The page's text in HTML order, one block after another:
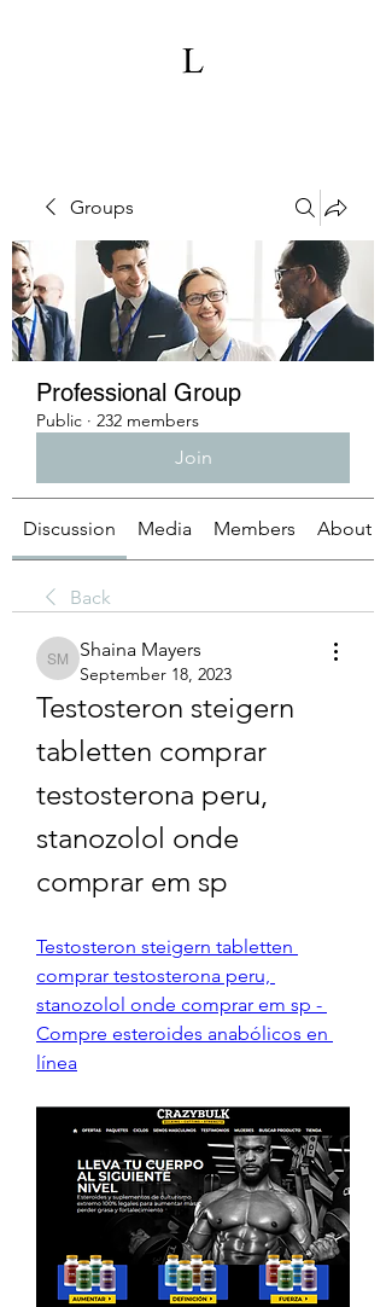
Groups
Professional Group
Public · 232 members
Join
Discussion Media Members About
Back
Shaina Mayers
Shaina Mayers
September 18, 2023
Testosteron steigern
tabletten comprar
testosterona peru,
stanozolol onde
comprar em sp
Testosteron steigern tabletten
comprar testosterona peru,
stanozolol onde comprar em sp -
Compre esteroides anabólicos en
línea